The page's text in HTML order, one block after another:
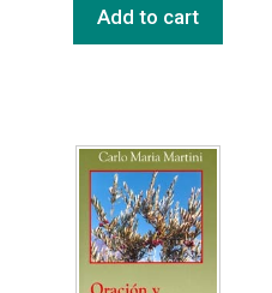
Add to cart